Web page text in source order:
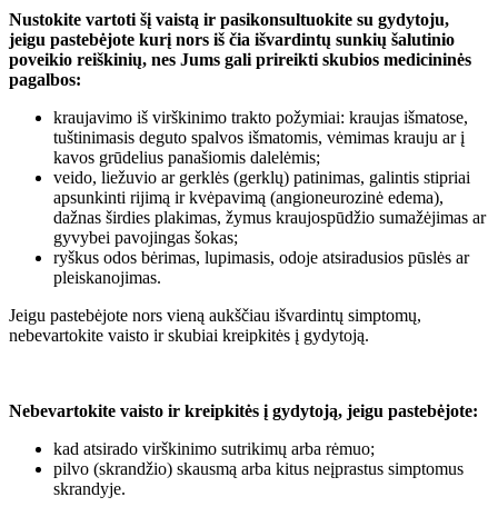
Nustokite vartoti šį vaistą ir pasikonsultuokite su gydytoju,
jeigu pastebėjote kurį nors iš čia išvardintų sunkių šalutinio
poveikio reiškinių, nes Jums gali prireikti skubios medicininės
pagalbos:
kraujavimo iš virškinimo trakto požymiai: kraujas išmatose,
tuštinimasis deguto spalvos išmatomis, vėmimas krauju ar į
kavos grūdelius panašiomis dalelėmis;
veido, liežuvio ar gerklės (gerklų) patinimas, galintis stipriai
apsunkinti rijimą ir kvėpavimą (angioneurozinė edema),
dažnas širdies plakimas, žymus kraujospūdžio sumažėjimas ar
gyvybei pavojingas šokas;
ryškus odos bėrimas, lupimasis, odoje atsiradusios pūslės ar
pleiskanojimas.
Jeigu pastebėjote nors vieną aukščiau išvardintų simptomų,
nebevartokite vaisto ir skubiai kreipkitės į gydytoją.
Nebevartokite vaisto ir kreipkitės į gydytoją, jeigu pastebėjote:
kad atsirado virškinimo sutrikimų arba rėmuo;
pilvo (skrandžio) skausmą arba kitus neįprastus simptomus
skrandyje.